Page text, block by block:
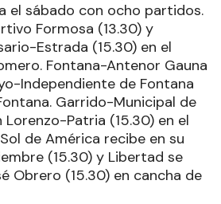
el sábado con ocho partidos.
Formosa (13.30) y
Estrada (15.30) en el
Fontana-Antenor Gauna
Independiente de Fontana
Garrido-Municipal de
Lorenzo-Patria (15.30) en el
de América recibe en su
(15.30) y Libertad se
Obrero (15.30) en cancha de